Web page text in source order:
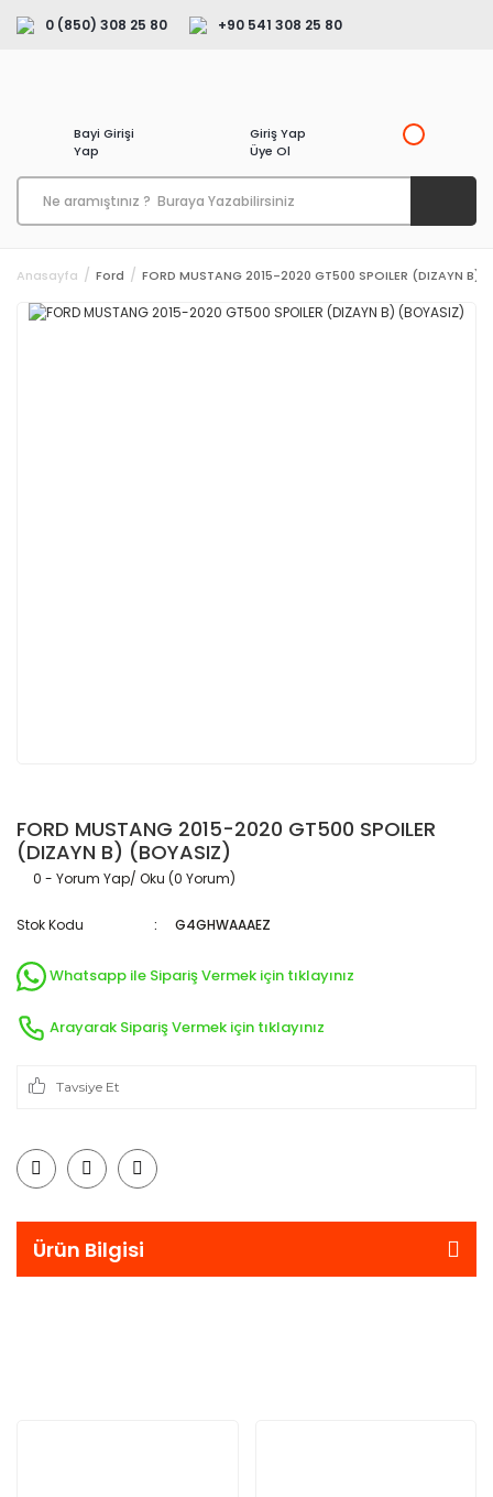
0 (850) 308 25 80 +90 541 308 25 80
Bayi Girişi
Yap
Giriş Yap
Üye Ol
Anasayfa Ford FORD MUSTANG 2015-2020 GT500 SPOILER (DIZAYN B)
FORD MUSTANG 2015-2020 GT500 SPOILER
(DIZAYN B) (BOYASIZ)
0 - Yorum Yap/ Oku (0 Yorum)
Stok Kodu G4GHWAAAEZ
Whatsapp ile Sipariş Vermek için tıklayınız
Arayarak Sipariş Vermek için tıklayınız
Tavsiye Et
Ürün Bilgisi